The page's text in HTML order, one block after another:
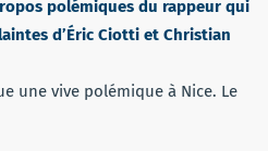
polémiques du rappeur qui
d’Éric Ciotti et Christian
une vive polémique à Nice. Le